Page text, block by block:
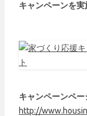
キャンペーンを実
キャンペーンペー
http://